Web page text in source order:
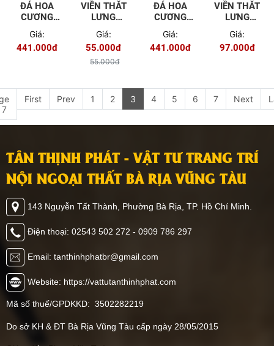
ĐÁ HOA
CƯƠNG
PVC - 9616
Giá:
441.000đ
VIỀN THẮT
LƯNG
2.8CM TGL
- 7906
Giá:
55.000đ
55.000đ
ĐÁ HOA
CƯƠNG
PVC - 9617
Giá:
441.000đ
VIỀN THẮT
LƯNG
4.5CM TGL
- 7907
Giá:
97.000đ
First Prev 1 2 3 4 5 6 7 Next
TÂN THỊNH PHÁT - VẬT TƯ TRANG TRÍ
NỘI NGOẠI THẤT BÀ RỊA VŨNG TÀU
143 Nguyễn Tất Thành, Phường Bà Rịa, TP. Hồ Chí Minh.
Điện thoại: 02543 502 272 - 0909 786 297
Email: tanthinhphatbr@gmail.com
Website: https://vattutanthinhphat.com
Mã số thuế/GPDKKD: 3502282219
Do sở KH & ĐT Bà Rịa Vũng Tàu cấp ngày 28/05/2015